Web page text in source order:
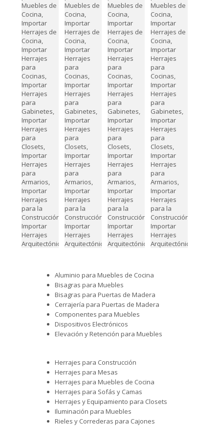
Aluminio para Muebles de Cocina
Bisagras para Muebles
Bisagras para Puertas de Madera
Cerrajería para Puertas de Madera
Componentes para Muebles
Dispositivos Electrónicos
Elevación y Retención para Muebles
Herrajes para Construcción
Herrajes para Mesas
Herrajes para Muebles de Cocina
Herrajes para Sofás y Camas
Herrajes y Equipamiento para Closets
Iluminación para Muebles
Rieles y Correderas para Cajones